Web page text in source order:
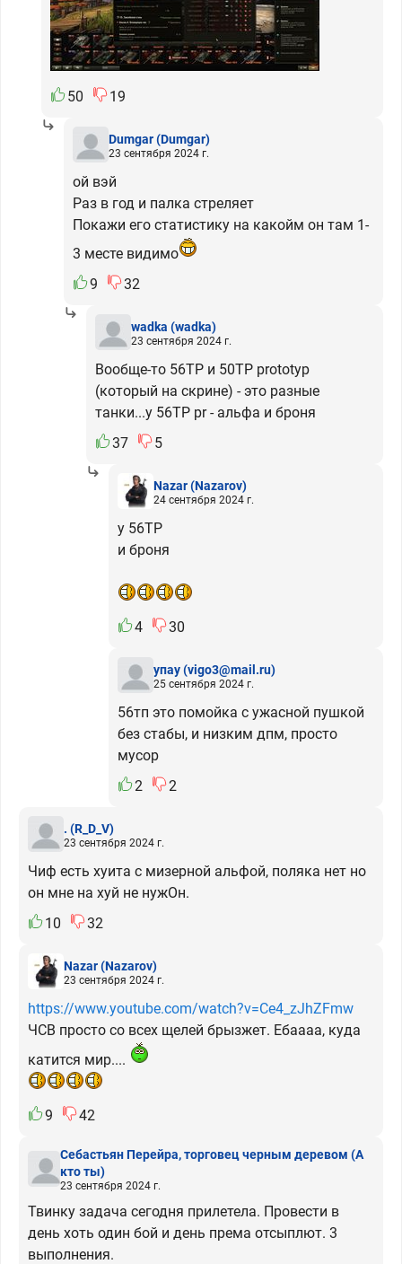
50 19
Dumgar(Dumgar)
23 сентября 2024 г.
ой вэй
Раз в год и палка стреляет
Покажи его статистику на какойм он там 1-
3 месте видимо
9
32
wadka (wadka)
23 сентября 2024 г.
Вообще-то 56TP и 50TP prototyp
(который на скрине) - это разные
танки...у 56ТР pr - альфа и броня
37
5
Nazar(Nazarov)
24 сентября 2024 г.
у 56ТР
и броня
4 30
упау(vigo3@mail.ru)
25 сентября 2024 г.
56тп это помойка с ужасной пушкой
без стабы, и низким дпм, просто
мусор
2
2
. (R_D_V)
23 сентября 2024 г.
Чиф есть хуита с мизерной альфой, поляка нет но
он мне на хуй не нужОн.
10
32
Nazar(Nazarov)
23 сентября 2024 г.
https://www.youtube.com/watch?v=Ce4_zJhZFmw
ЧСВ просто со всех щелей брызжет. Ебаааа, куда
катится мир....
9 42
Себастьян Перейра, торговец черным деревом (А
кто ты)
23 сентября 2024 г.
Твинку задача сегодня прилетела. Провести в
день хоть один бой и день према отсыплют. 3
выполнения.